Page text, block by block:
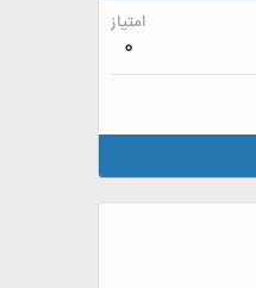
امتیاز
0